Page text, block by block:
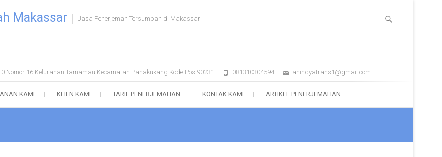
Makassar Jasa Penerjemah Tersumpah di Makassar
Nomor 16 Kelurahan Tamamau Kecamatan Panakukang Kode Pos 90231 081310304594 anindyatrans1@gmail.com
KAMI KLIEN KAMI TARIF PENERJEMAHAN KONTAK KAMI ARTIKEL PENERJEMAHAN